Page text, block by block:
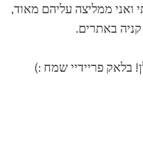
ואני ממליצה עליהם מאוד,
באתרים.
בלאק פריידיי שמח :)